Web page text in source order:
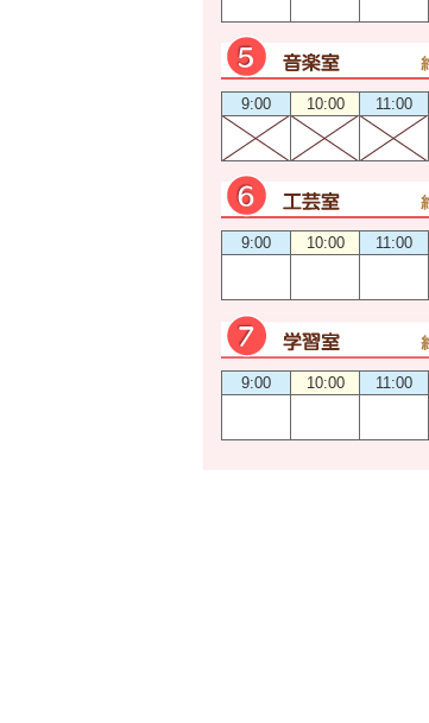
9:00 10:00 11:00
9:00 10:00 11:00
9:00 10:00 11:00